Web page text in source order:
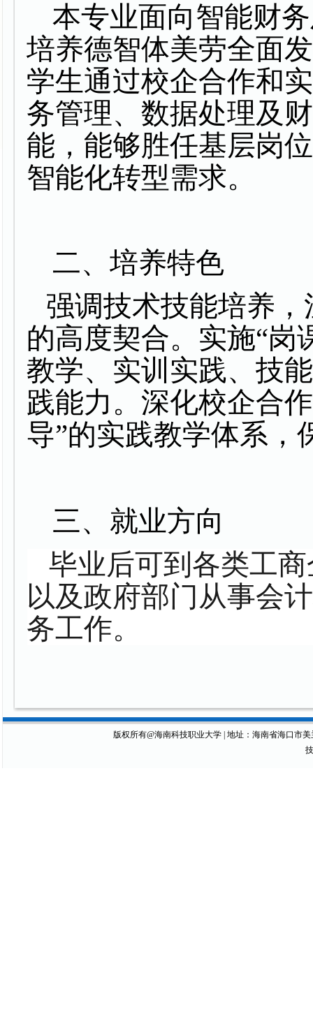
本专业面向智能财
培养德智体美劳全面
学生通过校企合作和
务管理、数据处理及
能，能够胜任基层岗
智能化转型需求。
二、培养特色
强调技术技能培养
的高度契合。实施“岗
教学、实训实践、技
践能力。深化校企合
导”的实践教学体系，
三、就业方向
毕业后可到各类工
以及政府部门从事会
务工作。
版权所有@海南科技职业大学 | 地址：海南省海口市